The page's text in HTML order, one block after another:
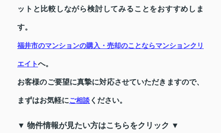
ットと比較しながら検討してみることをおすすめしま
す。
福井市のマンションの購入・売却のことならマンションクリ
エイトへ。
お客様のご要望に真摯に対応させていただきますので、
まずはお気軽にご相談 ください。
▼ 物件情報が見たい方はこちらをクリック ▼